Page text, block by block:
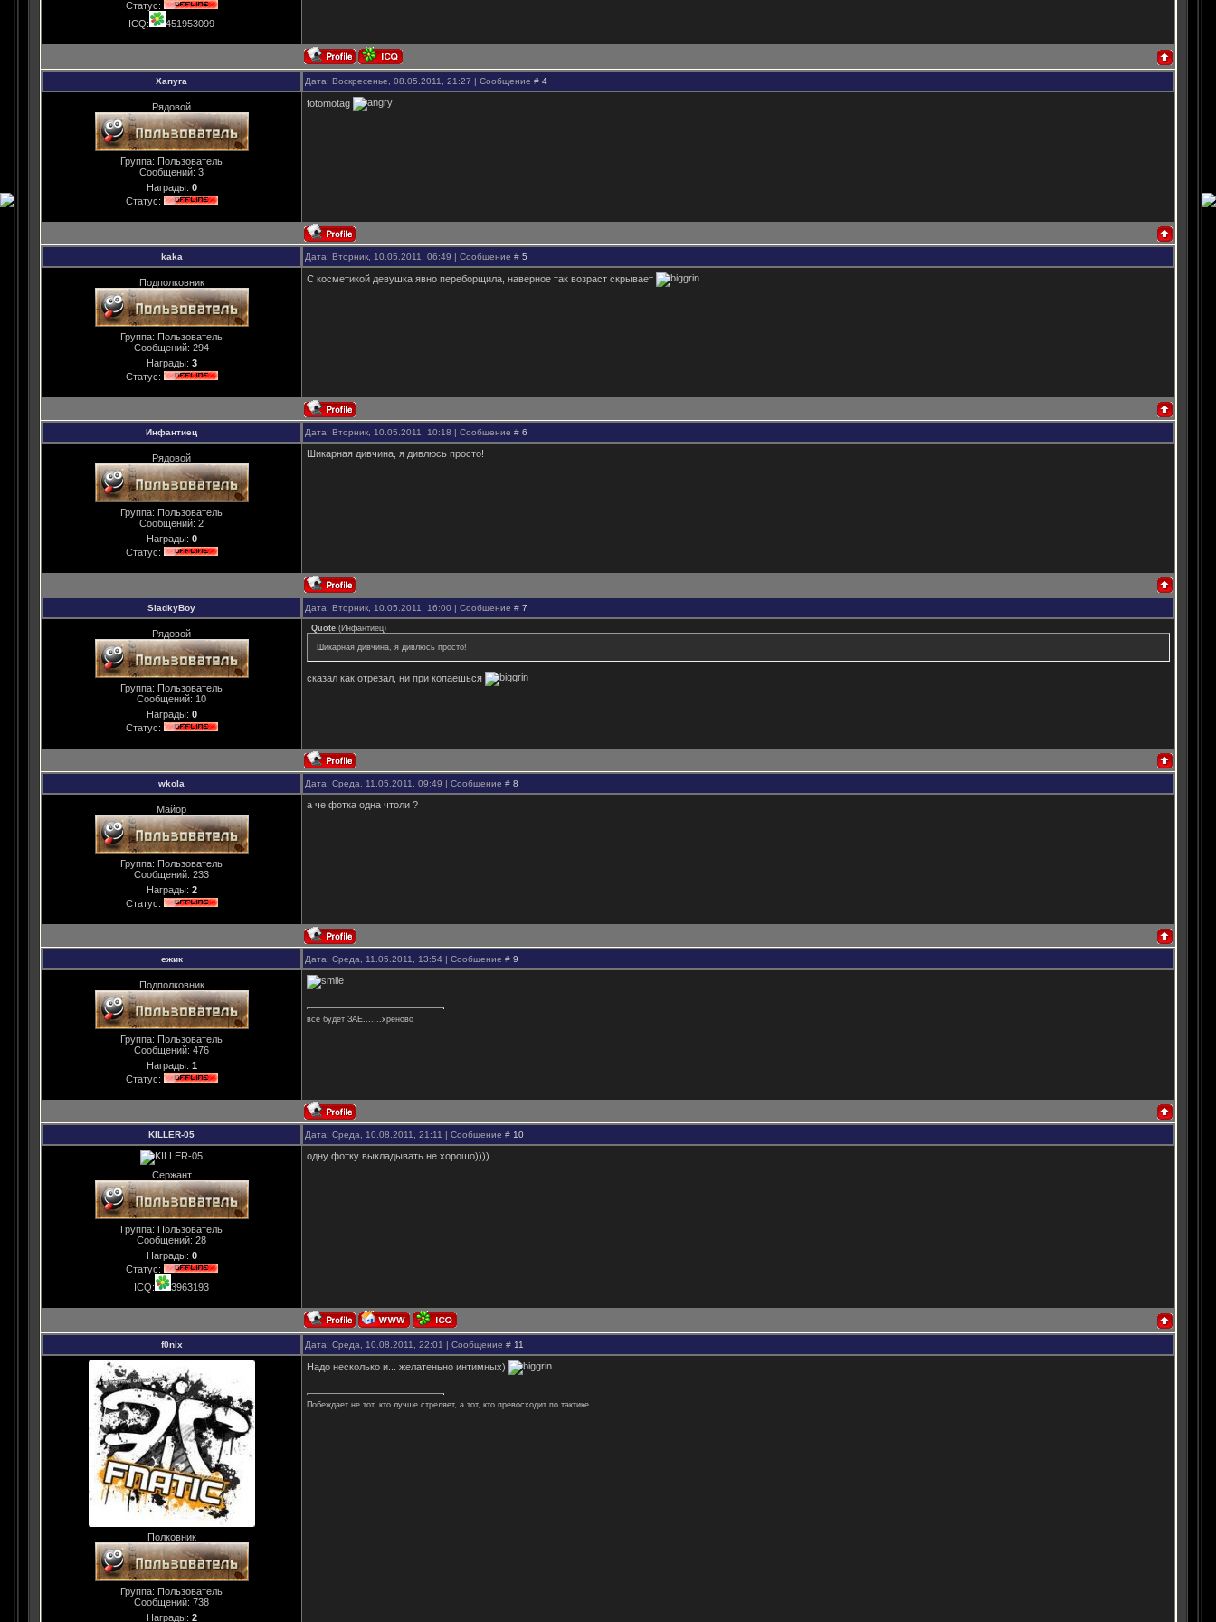
Статус:
ICQ:
451953099
Хапуга Дата: Воскресенье, 08.05.2011, 21:27 | Сообщение # 4
Рядовой
Группа: Пользователь
Сообщений: 3
Награды: 0
Статус:
fotomotag
kaka Дата: Вторник, 10.05.2011, 06:49 | Сообщение # 5
Подполковник
Группа: Пользователь
Сообщений: 294
Награды: 3
Статус:
С косметикой девушка явно переборщила, наверное так возраст скрывает
Инфантиец Дата: Вторник, 10.05.2011, 10:18 | Сообщение # 6
Рядовой
Группа: Пользователь
Сообщений: 2
Награды: 0
Статус:
Шикарная дивчина, я дивлюсь просто!
SladkyBoy Дата: Вторник, 10.05.2011, 16:00 | Сообщение # 7
Рядовой
Группа: Пользователь
Сообщений: 10
Награды: 0
Статус:
Quote (Инфантиец)
Шикарная дивчина, я дивлюсь просто!
сказал как отрезал, ни при копаешься
wkola Дата: Среда, 11.05.2011, 09:49 | Сообщение # 8
Майор
Группа: Пользователь
Сообщений: 233
Награды: 2
Статус:
а че фотка одна чтоли ?
ежик Дата: Среда, 11.05.2011, 13:54 | Сообщение # 9
Подполковник
Группа: Пользователь
Сообщений: 476
Награды: 1
Статус:
все будет ЗАЕ.......хреново
KILLER-05 Дата: Среда, 10.08.2011, 21:11 | Сообщение # 10
Сержант
Группа: Пользователь
Сообщений: 28
Награды: 0
Статус:
ICQ:
3963193
одну фотку выкладывать не хорошо))))
f0nix Дата: Среда, 10.08.2011, 22:01 | Сообщение # 11
Полковник
Группа: Пользователь
Сообщений: 738
Награды: 2
Надо несколько и... желатеньно интимных)
Побеждает не тот, кто лучше стреляет, а тот, кто превосходит по тактике.